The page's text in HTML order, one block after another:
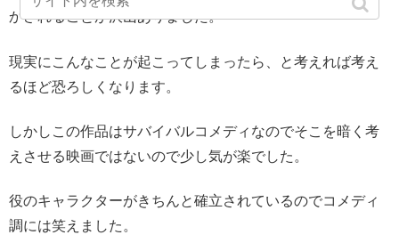
かされることが沢山ありました。
現実にこんなことが起こってしまったら、と考えれば考え
るほど恐ろしくなります。
しかしこの作品はサバイバルコメディなのでそこを暗く考
えさせる映画ではないので少し気が楽でした。
役のキャラクターがきちんと確立されているのでコメディ
調には笑えました。